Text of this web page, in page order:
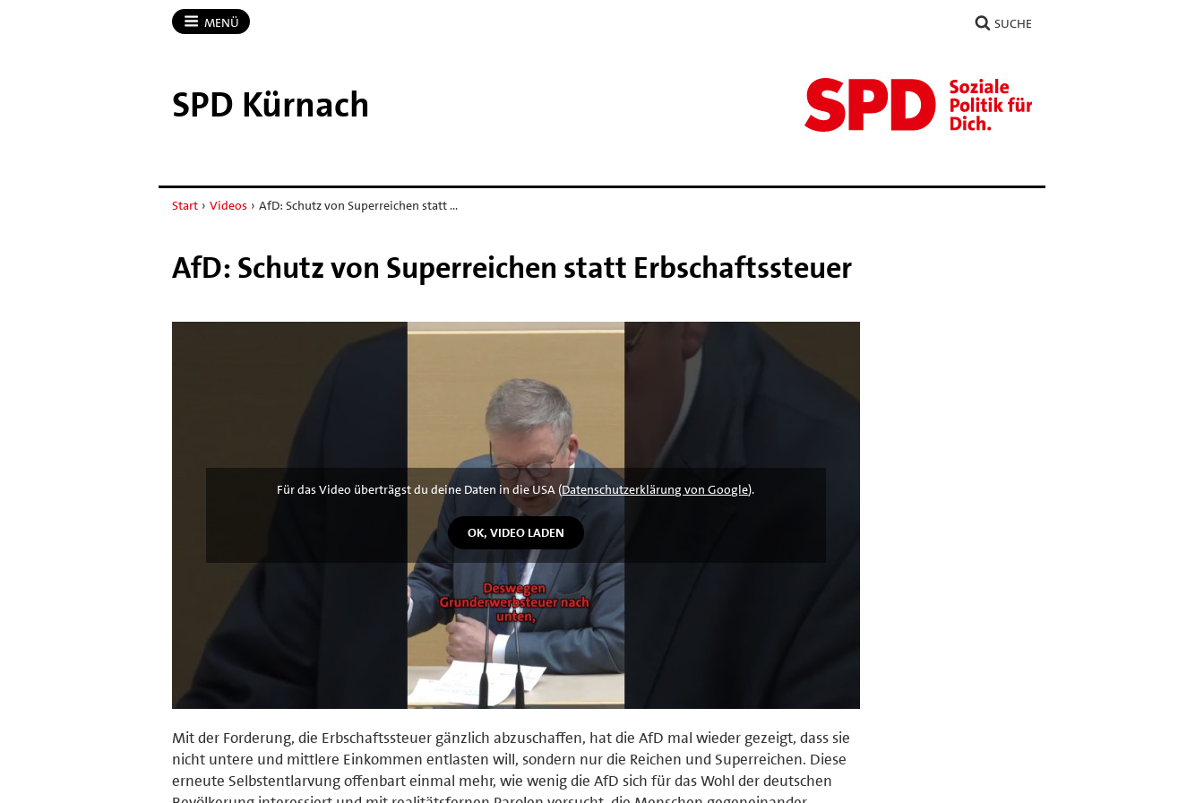
MENÜ SUCHE
SPD Kürnach
Start › Videos › AfD: Schutz von Superreichen statt …
AfD: Schutz von Superreichen statt Erbschaftssteuer
Für das Video überträgst du deine Daten in die USA (Datenschutzerklärung von Google).
Mit der Forderung, die Erbschaftssteuer gänzlich abzuschaffen, hat die AfD mal wieder gezeigt, dass sie
nicht untere und mittlere Einkommen entlasten will, sondern nur die Reichen und Superreichen. Diese
erneute Selbstentlarvung offenbart einmal mehr, wie wenig die AfD sich für das Wohl der deutschen